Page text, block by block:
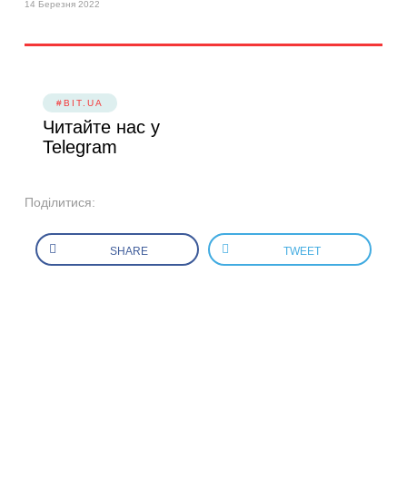
14 Березня 2022
#BIT.UA
Читайте нас у
Telegram
Поділитися:
SHARE TWEET